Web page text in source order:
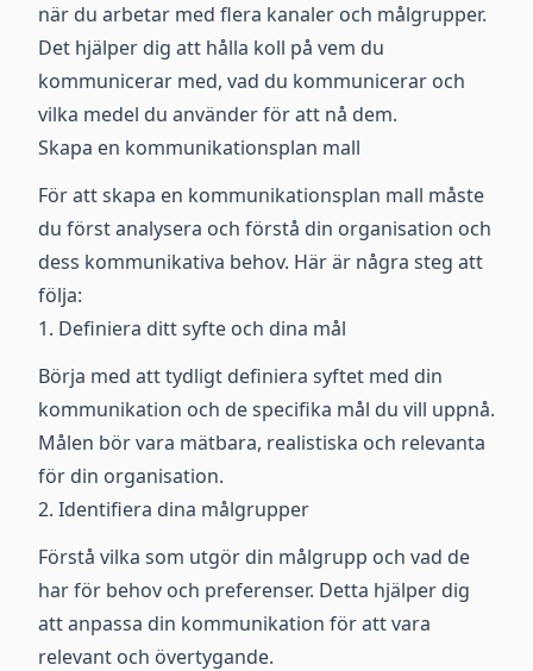
när du arbetar med flera kanaler och målgrupper.
Det hjälper dig att hålla koll på vem du
kommunicerar med, vad du kommunicerar och
vilka medel du använder för att nå dem.
Skapa en kommunikationsplan mall
För att skapa en kommunikationsplan mall måste
du först analysera och förstå din organisation och
dess kommunikativa behov. Här är några steg att
följa:
1. Definiera ditt syfte och dina mål
Börja med att tydligt definiera syftet med din
kommunikation och de specifika mål du vill uppnå.
Målen bör vara mätbara, realistiska och relevanta
för din organisation.
2. Identifiera dina målgrupper
Förstå vilka som utgör din målgrupp och vad de
har för behov och preferenser. Detta hjälper dig
att anpassa din kommunikation för att vara
relevant och övertygande.